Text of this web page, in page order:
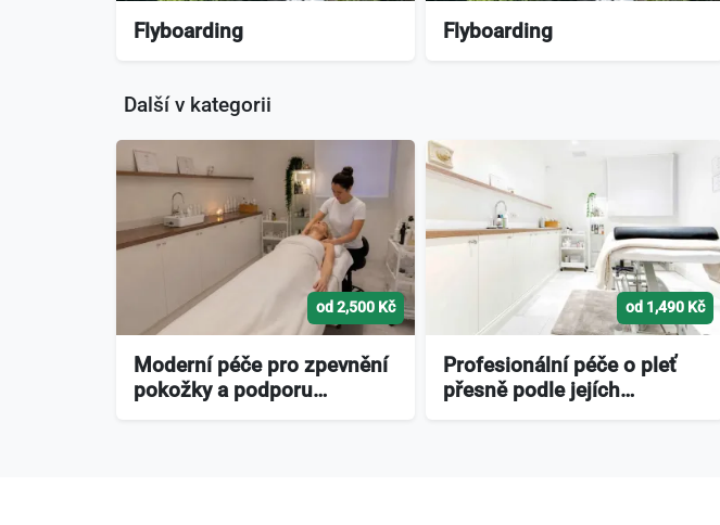
Flyboarding Flyboarding
Další v kategorii
od 2,500 Kč
Moderní péče pro zpevnění
pokožky a podporu…
od 1,490 Kč
Profesionální péče o pleť
přesně podle jejích…